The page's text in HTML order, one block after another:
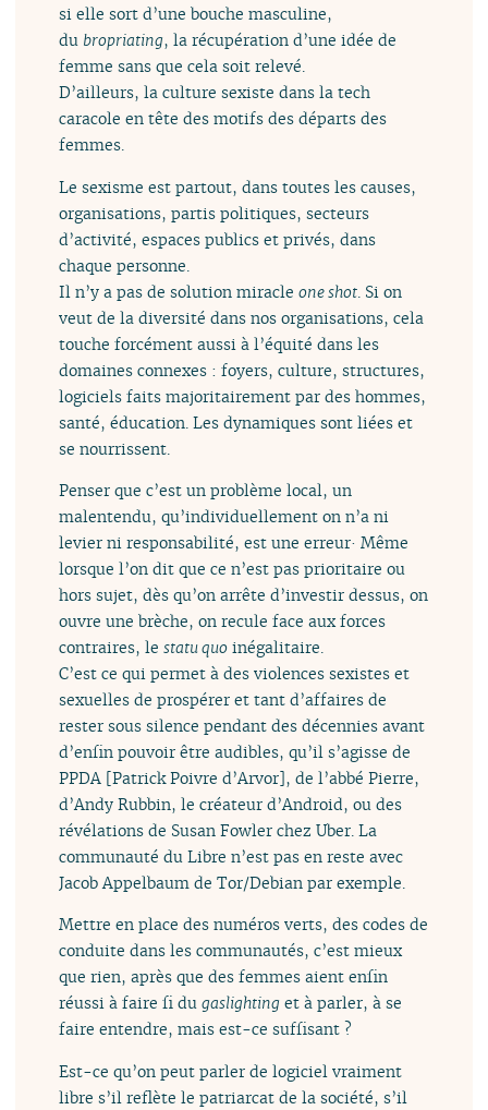
si elle sort d’une bouche masculine,
du bropriating, la récupération d’une idée de
femme sans que cela soit relevé.
D’ailleurs, la culture sexiste dans la tech
caracole en tête des motifs des départs des
femmes.
Le sexisme est partout, dans toutes les causes,
organisations, partis politiques, secteurs
d’activité, espaces publics et privés, dans
chaque personne.
Il n’y a pas de solution miracleone shot . Si on
veut de la diversité dans nos organisations, cela
touche forcément aussi à l’équité dans les
domaines connexes : foyers, culture, structures,
logiciels faits majoritairement par des hommes,
santé, éducation. Les dynamiques sont liées et
se nourrissent.
Penser que c’est un problème local, un
malentendu, qu’individuellement on n’a ni
levier ni responsabilité, est une erreur· Même
lorsque l’on dit que ce n’est pas prioritaire ou
hors sujet, dès qu’on arrête d’investir dessus, on
ouvre une brèche, on recule face aux forces
contraires, lestatu quo inégalitaire.
C’est ce qui permet à des violences sexistes et
sexuelles de prospérer et tant d’affaires de
rester sous silence pendant des décennies avant
d’enfin pouvoir être audibles, qu’il s’agisse de
PPDA [Patrick Poivre d’Arvor], de l’abbé Pierre,
d’Andy Rubbin, le créateur d’Android, ou des
révélations de Susan Fowler chez Uber. La
communauté du Libre n’est pas en reste avec
Jacob Appelbaum de Tor/Debian par exemple.
Mettre en place des numéros verts, des codes de
conduite dans les communautés, c’est mieux
que rien, après que des femmes aient enfin
réussi à faire fi dugaslighting et à parler, à se
faire entendre, mais est-ce suffisant ?
Est-ce qu’on peut parler de logiciel vraiment
libre s’il reflète le patriarcat de la société, s’il